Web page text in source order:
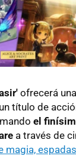
ofrecerá
título de
el
a través de
magia,